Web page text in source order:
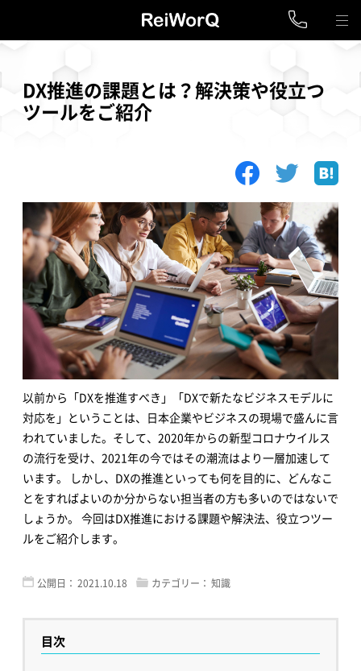
DX推進の課題とは？解決策や役立つ
ツールをご紹介
以前から「DXを推進すべき」「DXで新たなビジネスモデルに
対応を」ということは、日本企業やビジネスの現場で盛んに言
われていました。そして、2020年からの新型コロナウイルス
の流行を受け、2021年の今ではその潮流はより一層加速して
います。 しかし、DXの推進といっても何を目的に、どんなこ
とをすればよいのか分からない担当者の方も多いのではないで
しょうか。 今回はDX推進における課題や解決法、役立つツー
ルをご紹介します。
公開日： 2021.10.18 カテゴリー： 知識
目次